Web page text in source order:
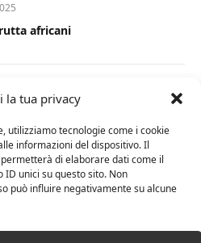
la tua privacy
utilizziamo tecnologie come i cookie
informazioni del dispositivo. Il
di elaborare dati come il
unici su questo sito. Non
può influire negativamente su alcune
africani
vini, bollicine, champagne,
online
brandy e cognac: tutte le